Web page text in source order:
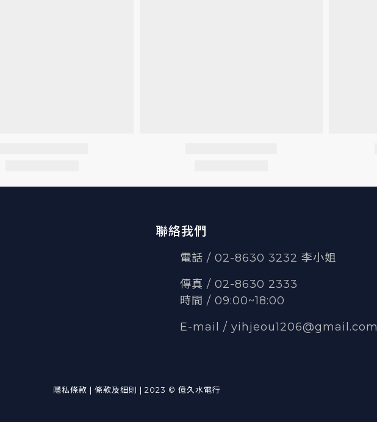
聯絡我們
電話 / 02-8630 3232 李小姐
傳真 / 02-8630 2333
時間 / 09:00~18:00
E-mail / yihjeou1206@gmail.com
隱私條款 | 條款及細則 | 2023 © 億久水電行